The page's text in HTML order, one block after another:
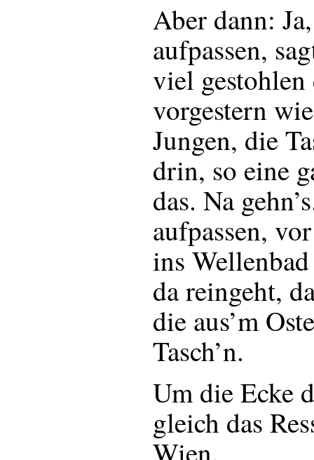
Aber dann:
aufpassen,
viel
vorgestern
Jungen, die
drin, so eine
das. Na
aufpassen,
ins
da reingeht,
die aus’m
Tasch’n.
Um die Ecke
gleich das
Wien.